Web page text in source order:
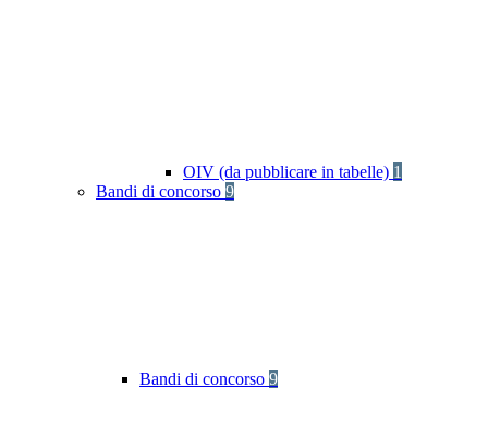
OIV (da pubblicare in tabelle) 1
Bandi di concorso 9
Bandi di concorso 9